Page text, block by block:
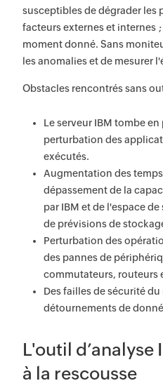
susceptibles de dégrader les
facteurs externes et internes
moment donné. Sans
les anomalies et de mesurer
Obstacles rencontrés sans
Le serveur IBM tombe
perturbation des
exécutés.
Augmentation des
dépassement de la
par IBM et de l'espace
de prévisions de
Perturbation des
des pannes de
commutateurs, routeurs
Des failles de sécurité
détournements de
L'outil
à la rescousse